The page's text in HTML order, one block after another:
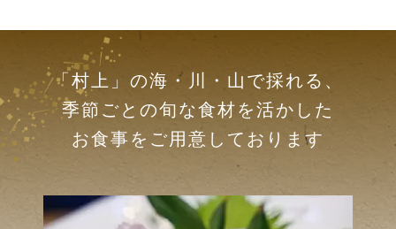
「村上」の海・川・山で採れる、
季節ごとの旬な食材を活かした
お食事をご用意しております